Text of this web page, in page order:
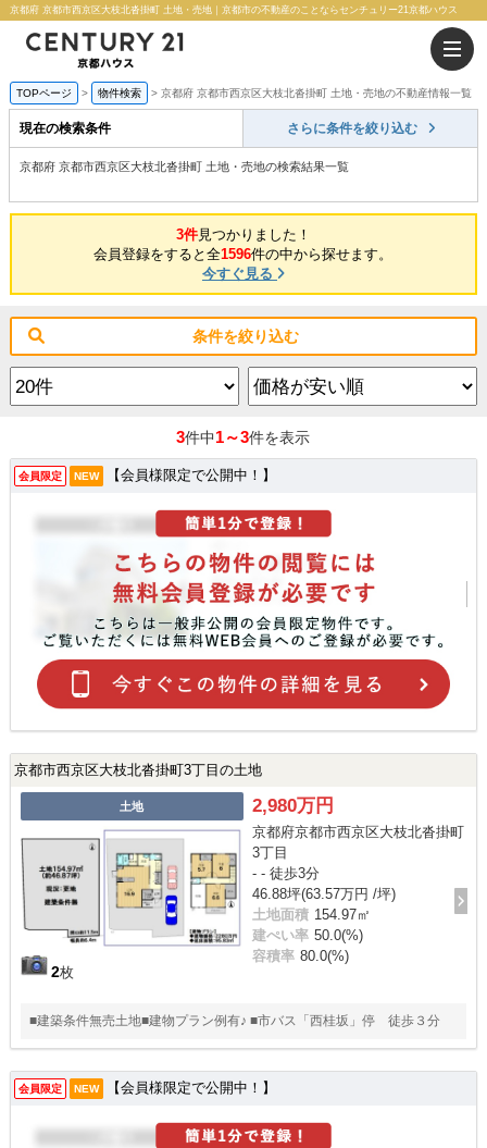
京都府 京都市西京区大枝北沓掛町 土地・売地｜京都市の不動産のことならセンチュリー21京都ハウス
TOPページ 物件検索 京都府 京都市西京区大枝北沓掛町 土地・売地の不動産情報一覧
現在の検索条件 さらに条件を絞り込む
京都府 京都市西京区大枝北沓掛町 土地・売地の検索結果一覧
3件見つかりました！
会員登録をすると全1596件の中から探せます。
今すぐ見る
条件を絞り込む
3件中1～3件を表示
会員限定 NEW 【会員様限定で公開中！】
京都市西京区大枝北沓掛町3丁目の土地
土地
2枚
2,980万円
京都府京都市西京区大枝北沓掛町
3丁目
- - 徒歩3分
46.88坪(63.57万円 /坪)
土地面積 154.97㎡
建ぺい率 50.0(%)
容積率 80.0(%)
■建築条件無売土地■建物プラン例有♪ ■市バス「西桂坂」停 徒歩３分
会員限定 NEW 【会員様限定で公開中！】